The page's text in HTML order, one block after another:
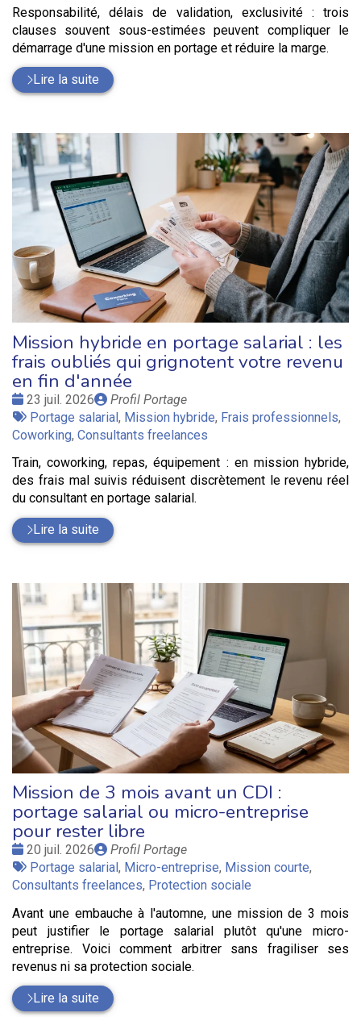
Responsabilité, délais de validation, exclusivité : trois
clauses souvent sous-estimées peuvent compliquer le
démarrage d'une mission en portage et réduire la marge.
Lire la suite
Mission hybride en portage salarial : les
frais oubliés qui grignotent votre revenu
en fin d'année
Date
:
23 juil. 2026
Publié
par
Profil Portage
Tags
:
Portage salarial, Mission hybride, Frais professionnels,
Coworking, Consultants freelances
Train, coworking, repas, équipement : en mission hybride,
des frais mal suivis réduisent discrètement le revenu réel
du consultant en portage salarial.
Lire la suite
Mission de 3 mois avant un CDI :
portage salarial ou micro-entreprise
pour rester libre
Date
:
20 juil. 2026
Publié
par
Profil Portage
Tags
:
Portage salarial , Micro-entreprise, Mission courte,
Consultants freelances, Protection sociale
Avant une embauche à l'automne, une mission de 3 mois
peut justifier le portage salarial plutôt qu'une micro-
entreprise. Voici comment arbitrer sans fragiliser ses
revenus ni sa protection sociale.
Lire la suite